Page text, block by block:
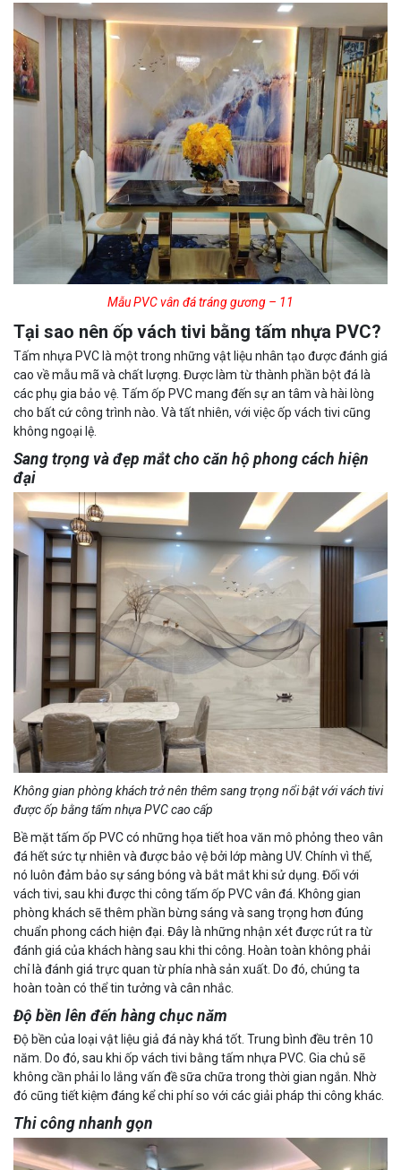
Mẫu PVC vân đá tráng gương – 11
Tại sao nên ốp vách tivi bằng tấm nhựa PVC?
Tấm nhựa PVC là một trong những vật liệu nhân tạo được đánh giá
cao về mẫu mã và chất lượng. Được làm từ thành phần bột đá là
các phụ gia bảo vệ. Tấm ốp PVC mang đến sự an tâm và hài lòng
cho bất cứ công trình nào. Và tất nhiên, với việc ốp vách tivi cũng
không ngoại lệ.
Sang trọng và đẹp mắt cho căn hộ phong cách hiện
đại
Không gian phòng khách trở nên thêm sang trọng nổi bật với vách tivi
được ốp bằng tấm nhựa PVC cao cấp
Bề mặt tấm ốp PVC có những họa tiết hoa văn mô phỏng theo vân
đá hết sức tự nhiên và được bảo vệ bởi lớp màng UV. Chính vì thế,
nó luôn đảm bảo sự sáng bóng và bắt mắt khi sử dụng. Đối với
vách tivi, sau khi được thi công tấm ốp PVC vân đá. Không gian
phòng khách sẽ thêm phần bừng sáng và sang trọng hơn đúng
chuẩn phong cách hiện đại. Đây là những nhận xét được rút ra từ
đánh giá của khách hàng sau khi thi công. Hoàn toàn không phải
chỉ là đánh giá trực quan từ phía nhà sản xuất. Do đó, chúng ta
hoàn toàn có thể tin tưởng và cân nhắc.
Độ bền lên đến hàng chục năm
Độ bền của loại vật liệu giả đá này khá tốt. Trung bình đều trên 10
năm. Do đó, sau khi ốp vách tivi bằng tấm nhựa PVC. Gia chủ sẽ
không cần phải lo lắng vấn đề sữa chữa trong thời gian ngắn. Nhờ
đó cũng tiết kiệm đáng kể chi phí so với các giải pháp thi công khác.
Thi công nhanh gọn